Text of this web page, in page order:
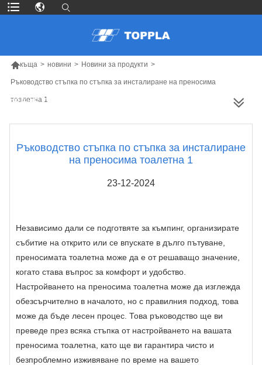
къща > новини > Новини за продукти >
Ръководство стъпка по стъпка за инсталиране на преносима
тоалетна 1
ПОВЕЧЕ ПРОДУКТИ
Ръководство стъпка по стъпка за инсталиране
на преносима тоалетна 1
23-12-2024
Независимо дали се подготвяте за къмпинг, организирате
събитие на открито или се впускате в дълго пътуване,
преносимата тоалетна може да е от решаващо значение,
когато става въпрос за комфорт и удобство.
Настройването на преносима тоалетна може да изглежда
обезсърчително в началото, но с правилния подход, това
може да бъде лесен процес. Това ръководство ще ви
преведе през всяка стъпка от настройването на вашата
преносима тоалетна, като ще ви гарантира чисто и
безпроблемно изживяване по време на вашето